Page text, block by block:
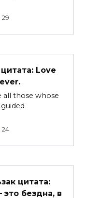
29
Love
all those whose
24
цитата:
бездна, в